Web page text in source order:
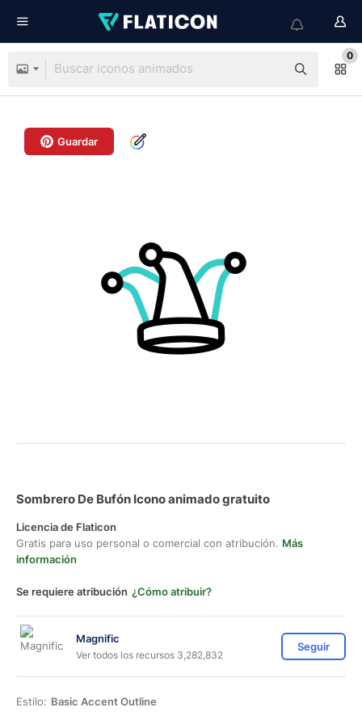
0
Guardar
Sombrero De Bufón Icono animado gratuito
Licencia de Flaticon
Gratis para uso personal o comercial con atribución. Más
información
Se requiere atribución ¿Cómo atribuir?
Magnific
Ver todos los recursos 3,282,832
Seguir
Estilo: Basic Accent Outline